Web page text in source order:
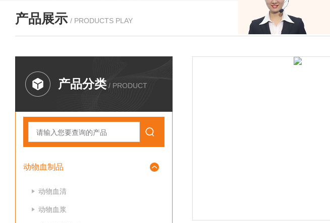
产品展示 / PRODUCTS PLAY
产品分类 / PRODUCT
动物血制品
动物血清
动物血浆